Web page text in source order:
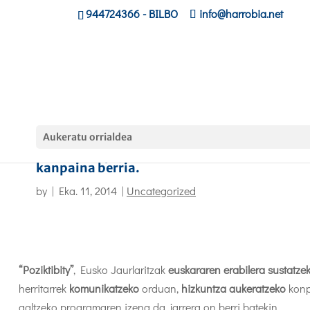
944724366- BILBO info@harrobia.net
Aukeratu orrialdea
kanpaina berria.
by | Eka. 11, 2014 | Uncategorized
“Poziktibity”, Eusko Jaurlaritzakeuskararen erabilera
herritarrek komunikatzekoorduan, hizkuntzaaukeratzeko
galtzeko programaren izena da, jarrera on berri batekin,